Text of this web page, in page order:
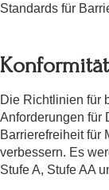
Standards für
Die Richtlinien für
Anforderungen für
Barrierefreiheit für
verbessern. Es
Stufe A, Stufe AA